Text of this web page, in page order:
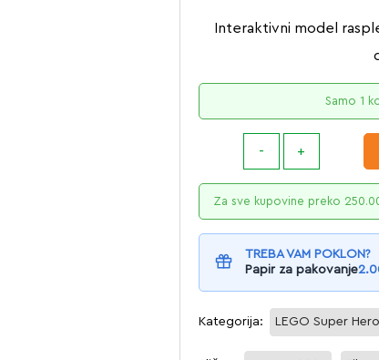
Interaktivni model
Samo 1
Za sve kupovine preko
TREBA VAM POKLON?
Papir za pakovanje
Kategorija: LEGO Super